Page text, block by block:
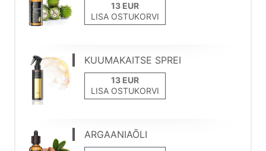
LISA OSTUKORVI
KUUMAKAITSE SPREI
LISA OSTUKORVI
ARGAANIAÕLI